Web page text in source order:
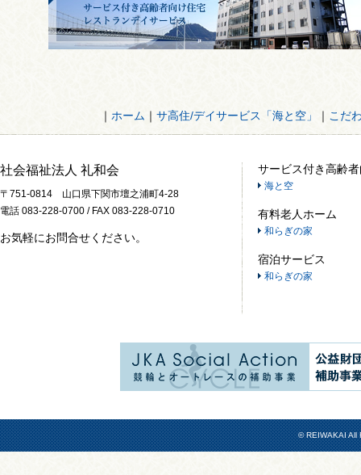
｜ ホーム ｜ サ高住/デイサービス「海と空」 ｜ こだ
社会福祉法人 礼和会
〒751-0814 山口県下関市壇之浦町4-28
電話 083-228-0700 / FAX 083-228-0710
お気軽にお問合せください。
サービス付き高齢
海と空
有料老人ホーム
和らぎの家
宿泊サービス
和らぎの家
© REIWAKAI All